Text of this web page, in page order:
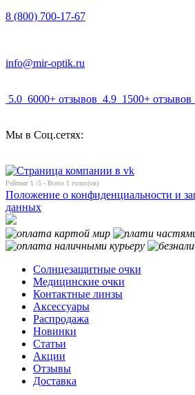
8 (800) 700-17-67
info@mir-optik.ru
5.0 6000+ отзывов 4.9 1500+ отзывов
Мы в Соц.сетях:
Рейтинг 1 /5 - Всего 1 голос(ов)
Положение о конфиденциальности и
данных
Солнцезащитные очки
Медицинские очки
Контактные линзы
Аксессуары
Распродажа
Новинки
Статьи
Акции
Отзывы
Доставка